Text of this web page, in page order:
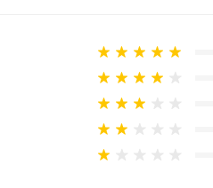
Відкритий ґрунт